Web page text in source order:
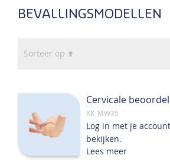
BEVALLINGSMODELLEN
Sorteer op
sorteren
Cervicale
KK_MW35
Log in met je
bekijken.
Lees meer